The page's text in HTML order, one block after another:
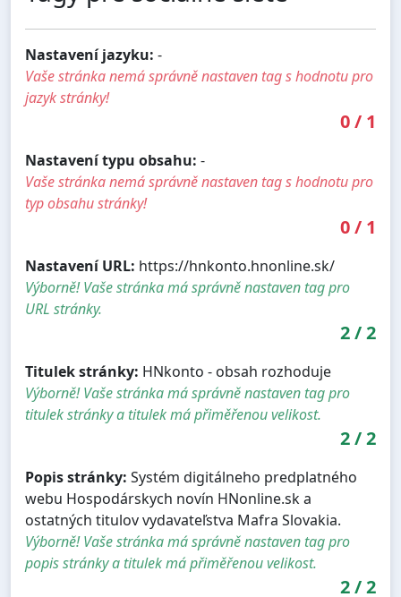
Nastavení jazyku: -
Vaše stránka nemá správně nastaven tag s hodnotu pro
jazyk stránky!
0/ 1
Nastavení typu obsahu: -
Vaše stránka nemá správně nastaven tag s hodnotu pro
typ obsahu stránky!
0/ 1
Nastavení URL: https://hnkonto.hnonline.sk/
Výborně! Vaše stránka má správně nastaven tag pro
URL stránky.
2/2
Titulek stránky: HNkonto - obsah rozhoduje
Výborně! Vaše stránka má správně nastaven tag pro
titulek stránky a titulek má přiměřenou velikost.
2/2
Popis stránky: Systém digitálneho predplatného
webu Hospodárskych novín HNonline.sk a
ostatných titulov vydavateľstva Mafra Slovakia.
Výborně! Vaše stránka má správně nastaven tag pro
popis stránky a titulek má přiměřenou velikost.
2/2